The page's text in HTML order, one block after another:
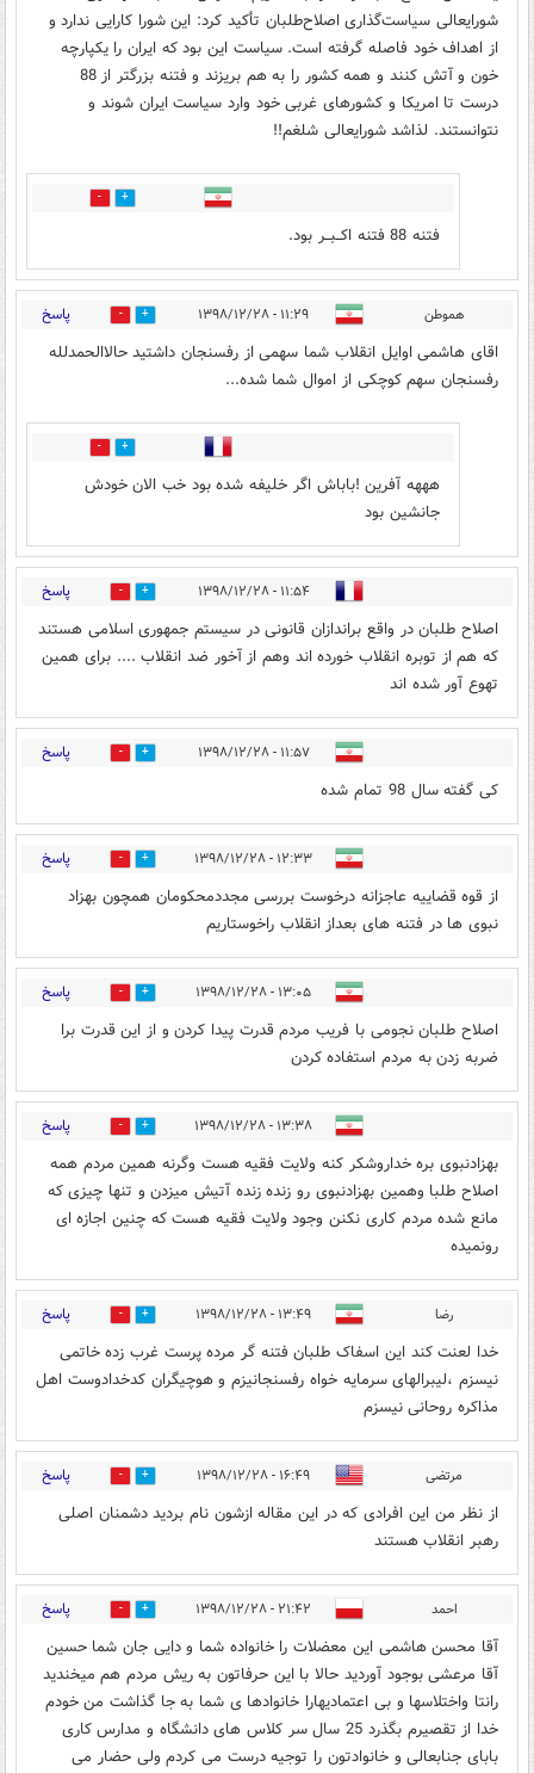
شورایعالی سیاست‌گذاری اصلاح‌طلبان تأکید کرد: این شورا کارایی ندارد و
از اهداف خود فاصله گرفته است. سیاست این بود که ایران را یکپارچه
خون و آتش کنند و همه کشور را به هم بریزند و فتنه بزرگتر از 88
درست تا امریکا و کشورهای غربی خود وارد سیاست ایران شوند و
نتوانستند. لذاشد شورایعالی شلغم!!
6
فتنه 88 فتنه اکــبــر بود.
هموطن ۱۱:۲۹ - ۱۳۹۸/۱۲/۲۸ 17 پاسخ
اقای هاشمی اوایل انقلاب شما سهمی از رفسنجان داشتید حالاالحمدلله
رفسنجان سهم کوچکی از اموال شما شده...
6
هههه آفرین !باباش اگر خلیفه شده بود خب الان خودش
جانشین بود
۱۱:۵۴ - ۱۳۹۸/۱۲/۲۸ 9 پاسخ
اصلاح طلبان در واقع براندازان قانونی در سیستم جمهوری اسلامی هستند
که هم از توبره انقلاب خورده اند وهم از آخور ضد انقلاب .... برای همین
تهوع آور شده اند
۱۱:۵۷ - ۱۳۹۸/۱۲/۲۸ 0 پاسخ
کی گفته سال 98 تمام شده
۱۲:۳۳ - ۱۳۹۸/۱۲/۲۸ 14 پاسخ
از قوه قضاییه عاجزانه درخوست بررسی مجددمحکومان همچون بهزاد
نبوی ها در فتنه های بعداز انقلاب راخوستاریم
۱۳:۰۵ - ۱۳۹۸/۱۲/۲۸ 11 پاسخ
اصلاح طلبان نجومی با فریب مردم قدرت پیدا کردن و از این قدرت برا
ضربه زدن به مردم استفاده کردن
۱۳:۳۸ - ۱۳۹۸/۱۲/۲۸ 12 پاسخ
بهزادنبوی بره خداروشکر کنه ولایت فقیه هست وگرنه همین مردم همه
اصلاح طلبا وهمین بهزادنبوی رو زنده زنده آتیش میزدن و تنها چیزی که
مانع شده مردم کاری نکنن وجود ولایت فقیه هست که چنین اجازه ای
رونمیده
رضا ۱۳:۴۹ - ۱۳۹۸/۱۲/۲۸ 8 پاسخ
خدا لعنت کند این اسفاک طلبان فتنه گر مرده پرست غرب زده خاتمی
نیسزم ،لیبرالهای سرمایه خواه رفسنجانیزم و هوچیگران کدخدادوست اهل
مذاکره روحانی نیسزم
مرتضی ۱۶:۴۹ - ۱۳۹۸/۱۲/۲۸ 1 پاسخ
از نظر من این افرادی که در این مقاله ازشون نام بردید دشمنان اصلی
رهبر انقلاب هستند
احمد ۲۱:۴۲ - ۱۳۹۸/۱۲/۲۸ 2 پاسخ
آقا محسن هاشمی این معضلات را خانواده شما و دایی جان شما حسین
آقا مرعشی بوجود آوردید حالا با این حرفاتون به ریش مردم هم میخندید
رانتا واختلاسها و بی اعتمادیهارا خانوادها ی شما به جا گذاشت من خودم
خدا از تقصیرم بگذرد 25 سال سر کلاس های دانشگاه و مدارس کاری
بابای جنابعالی و خانوادتون را توجیه درست می کردم ولی حضار می